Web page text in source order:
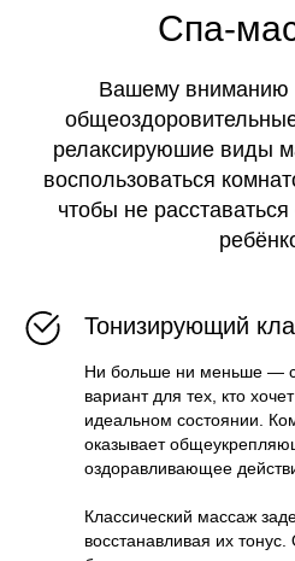
Спа-
Вашему вниманию
релаксируюшие виды
воспользоваться
чтобы не
Тонизирующий
Ни больше ни меньше —
вариант для тех, кто
идеальном состоянии.
оказывает
оздоравливающее
Классический массаж
восстанавливая их